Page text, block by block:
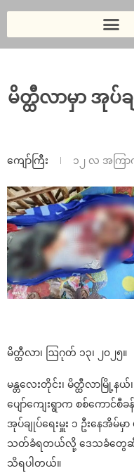
မိတ္ထီလာမှာ အုပ်
ကျော်ကြီး ၁၂ လ အကြ
မိတ္ထီလာ၊ ဩဂုတ် ၁၃၊ ၂၀၂၅။
မန္တလေးတိုင်း၊ မိတ္ထီလာမြို့နယ်
ပျော်ကျေးရွာက စစ်ကောင်စီခန့်
အုပ်ချုပ်ရေးမှူး ၁ ဦးနေအိမ်မှာ
သတ်ခံရတယ်လို့ ဒေသခံတွေ
သိရပါတယ်။